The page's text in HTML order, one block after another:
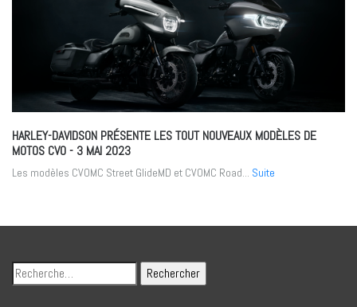
HARLEY-DAVIDSON PRÉSENTE LES TOUT NOUVEAUX MODÈLES DE
MOTOS CVO- 3 MAI 2023
Les modèles CVOMC Street GlideMD et CVOMC Road... Suite